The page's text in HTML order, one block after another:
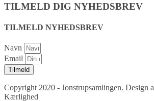
TILMELD DIG NYHEDSBREV
TILMELD NYHEDSBREV
Navn
Email
Tilmeld
Copyright 2020 - Jonstrupsamlingen. Design
Kærlighed